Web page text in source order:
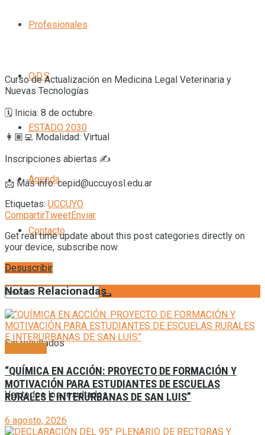
Profesionales
O.D.S
ESTADO 2030
Agenda
Contacto
Sin resultados
Ver todos los resultados
Curso de Actualización en Medicina Legal Veterinaria y
Nuevas Tecnologías
🗓️ Inicia: 8 de octubre.
👩🏽‍💻 Modalidad: Virtual
Inscripciones abiertas ✍️
📩 Más info: cepid@uccuyosl.edu.ar
Etiquetas: UCCUYO
CompartirTweetEnviar
Get real time update about this post categories directly on
your device, subscribe now.
Desuscribir
Notas Relacionadas
“QUÍMICA EN ACCIÓN: PROYECTO DE FORMACIÓN Y
MOTIVACIÓN PARA ESTUDIANTES DE ESCUELAS
RURALES E INTERURBANAS DE SAN LUIS”
6 agosto, 2026